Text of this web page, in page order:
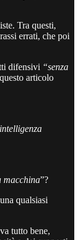
Tra questi,
errati, che poi
difensivi “senza
articolo
macchina”?
qualsiasi
tutto bene,